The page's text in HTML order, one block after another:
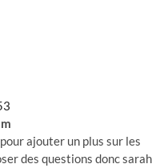
ajouter un plus sur les
des questions donc sarah